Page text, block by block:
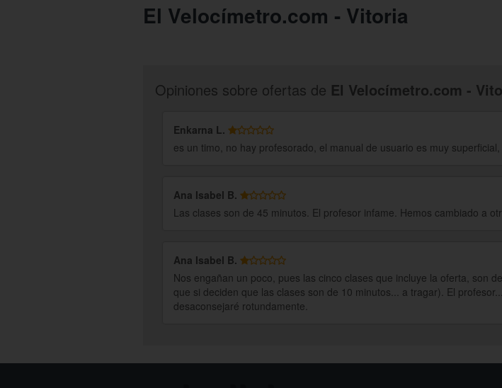
El Velocímetro.com - Vitoria
Opiniones sobre ofertas de El Velocímetro.com -
Enkarna L.
es un timo, no hay profesorado, el manual de usuario es muy
Ana Isabel B.
Las clases son de 45 minutos. El profesor infame. Hemos cambiado a
Ana Isabel B.
Nos engañan un poco, pues las cinco clases que incluye la oferta, son
que si deciden que las clases son de 10 minutos... a tragar). El
desaconsejaré rotundamente.